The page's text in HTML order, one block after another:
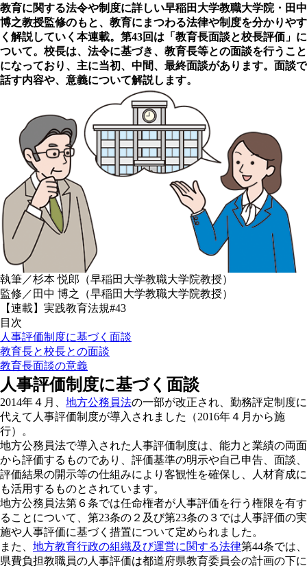
教育に関する法令や制度に詳しい早稲田大学教職大学院・田中
博之教授監修のもと、教育にまつわる法律や制度を分かりやす
く解説していく本連載。第43回は「教育長面談と校長評価」に
ついて。校長は、法令に基づき、教育長等との面談を行うこと
になっており、主に当初、中間、最終面談があります。面談で
話す内容や、意義について解説します。
執筆／杉本 悦郎（早稲田大学教職大学院教授）
監修／田中 博之（早稲田大学教職大学院教授）
【連載】実践教育法規#43
目次
人事評価制度に基づく面談
教育長と校長との面談
教育長面談の意義
人事評価制度に基づく面談
2014年４月、 地方公務員法の一部が改正され、勤務評定制度に
代えて人事評価制度が導入されました（2016年４月から施
行）。
地方公務員法で導入された人事評価制度は、能力と業績の両面
から評価するものであり、評価基準の明示や自己申告、面談、
評価結果の開示等の仕組みにより客観性を確保し、人材育成に
も活用するものとされています。
地方公務員法第６条では任命権者が人事評価を行う権限を有す
ることについて、第23条の２及び第23条の３では人事評価の実
施や人事評価に基づく措置について定められました。
また、 地方教育行政の組織及び運営に関する法律第44条では、
県費負担教職員の人事評価は都道府県教育委員会の計画の下に